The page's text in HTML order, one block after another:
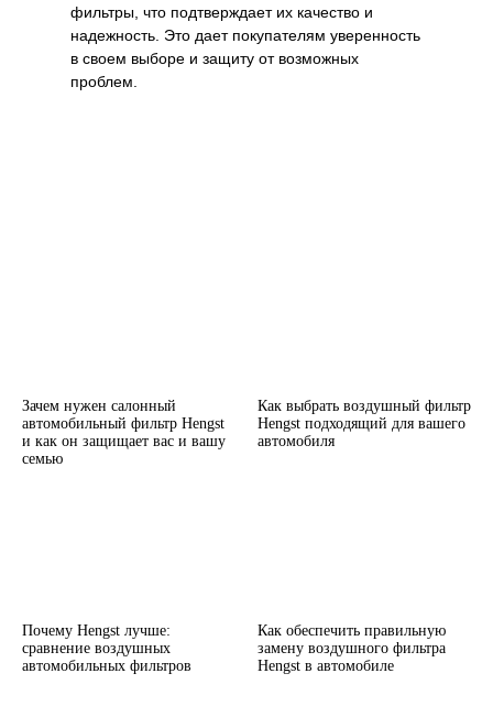
фильтры, что подтверждает их качество и
надежность. Это дает покупателям уверенность
в своем выборе и защиту от возможных
проблем.
Зачем нужен салонный
автомобильный фильтр Hengst
и как он защищает вас и вашу
семью
Как выбрать воздушный фильтр
Hengst подходящий для вашего
автомобиля
Почему Hengst лучше:
сравнение воздушных
автомобильных фильтров
Как обеспечить правильную
замену воздушного фильтра
Hengst в автомобиле